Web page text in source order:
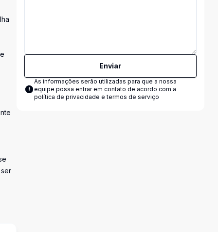
Enviar
As informações serão utilizadas para que a nossa
equipe possa entrar em contato de acordo com a
política de privacidade e termos de serviço